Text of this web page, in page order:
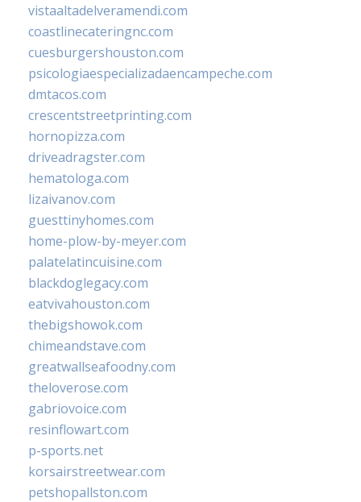
vistaaltadelveramendi.com
coastlinecateringnc.com
cuesburgershouston.com
psicologiaespecializadaencampeche.com
dmtacos.com
crescentstreetprinting.com
hornopizza.com
driveadragster.com
hematologa.com
lizaivanov.com
guesttinyhomes.com
home-plow-by-meyer.com
palatelatincuisine.com
blackdoglegacy.com
eatvivahouston.com
thebigshowok.com
chimeandstave.com
greatwallseafoodny.com
theloverose.com
gabriovoice.com
resinflowart.com
p-sports.net
korsairstreetwear.com
petshopallston.com